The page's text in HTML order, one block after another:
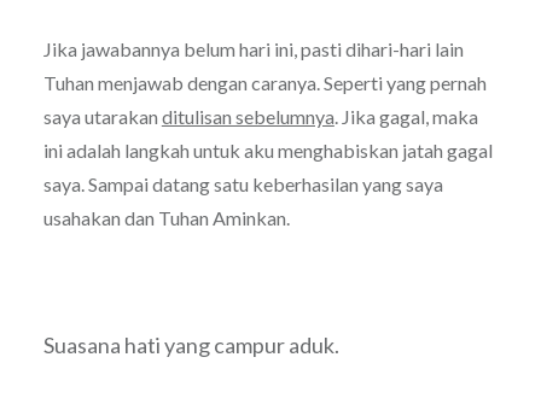
Jika jawabannya belum hari ini, pasti dihari-hari lain
Tuhan menjawab dengan caranya. Seperti yang pernah
saya utarakan ditulisan sebelumnya. Jika gagal, maka
ini adalah langkah untuk aku menghabiskan jatah gagal
saya. Sampai datang satu keberhasilan yang saya
usahakan dan Tuhan Aminkan.
Suasana hati yang campur aduk.